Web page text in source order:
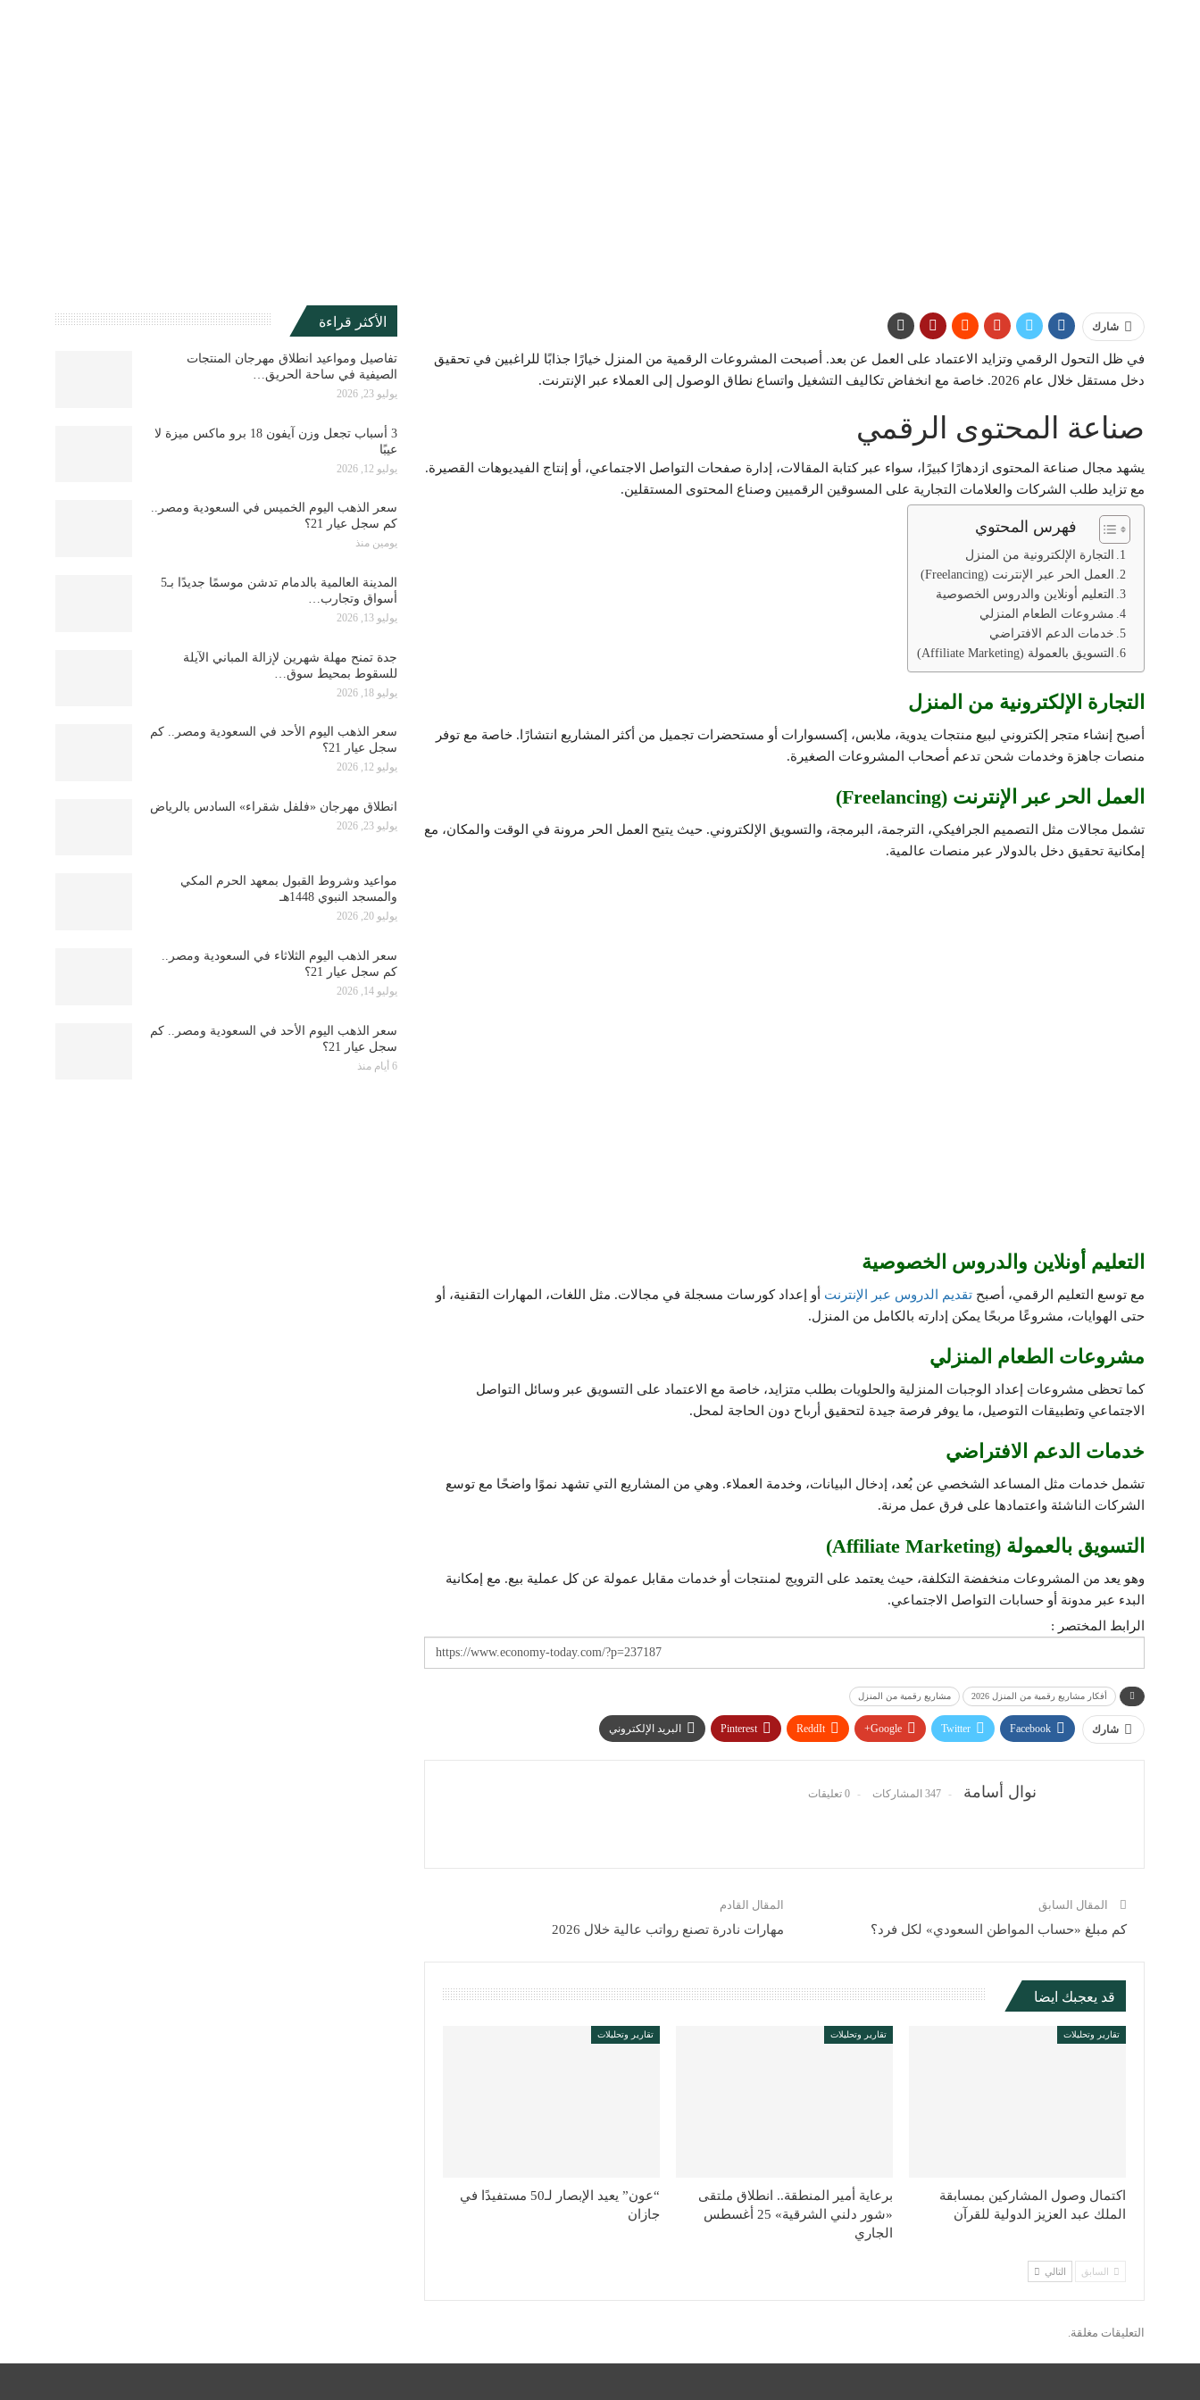
شارك
في ظل التحول الرقمي وتزايد الاعتماد على العمل عن بعد. أصبحت المشروعات الرقمية من المنزل خيارًا جذابًا للراغبين في تحقيق
دخل مستقل خلال عام 2026. خاصة مع انخفاض تكاليف التشغيل واتساع نطاق الوصول إلى العملاء عبر الإنترنت.
صناعة المحتوى الرقمي
يشهد مجال صناعة المحتوى ازدهارًا كبيرًا، سواء عبر كتابة المقالات، إدارة صفحات التواصل الاجتماعي، أو إنتاج الفيديوهات القصيرة.
مع تزايد طلب الشركات والعلامات التجارية على المسوقين الرقميين وصناع المحتوى المستقلين.
فهرس المحتوي
التجارة الإلكترونية من المنزل
العمل الحر عبر الإنترنت (Freelancing)
التعليم أونلاين والدروس الخصوصية
مشروعات الطعام المنزلي
خدمات الدعم الافتراضي
التسويق بالعمولة (Affiliate Marketing)
التجارة الإلكترونية من المنزل
أصبح إنشاء متجر إلكتروني لبيع منتجات يدوية، ملابس، إكسسوارات أو مستحضرات تجميل من أكثر المشاريع انتشارًا. خاصة مع توفر
منصات جاهزة وخدمات شحن تدعم أصحاب المشروعات الصغيرة.
العمل الحر عبر الإنترنت (Freelancing)
تشمل مجالات مثل التصميم الجرافيكي، الترجمة، البرمجة، والتسويق الإلكتروني. حيث يتيح العمل الحر مرونة في الوقت والمكان، مع
إمكانية تحقيق دخل بالدولار عبر منصات عالمية.
التعليم أونلاين والدروس الخصوصية
مع توسع التعليم الرقمي، أصبح تقديم الدروس عبر الإنترنت أو إعداد كورسات مسجلة في مجالات. مثل اللغات، المهارات التقنية، أو
حتى الهوايات، مشروعًا مربحًا يمكن إدارته بالكامل من المنزل.
مشروعات الطعام المنزلي
كما تحظى مشروعات إعداد الوجبات المنزلية والحلويات بطلب متزايد، خاصة مع الاعتماد على التسويق عبر وسائل التواصل
الاجتماعي وتطبيقات التوصيل، ما يوفر فرصة جيدة لتحقيق أرباح دون الحاجة لمحل.
خدمات الدعم الافتراضي
تشمل خدمات مثل المساعد الشخصي عن بُعد، إدخال البيانات، وخدمة العملاء. وهي من المشاريع التي تشهد نموًا واضحًا مع توسع
الشركات الناشئة واعتمادها على فرق عمل مرنة.
التسويق بالعمولة (Affiliate Marketing)
وهو يعد من المشروعات منخفضة التكلفة، حيث يعتمد على الترويج لمنتجات أو خدمات مقابل عمولة عن كل عملية بيع. مع إمكانية
البدء عبر مدونة أو حسابات التواصل الاجتماعي.
الرابط المختصر :
أفكار مشاريع رقمية من المنزل 2026 مشاريع رقمية من المنزل
شارك Facebook
Twitter
Google+
ReddIt
Pinterest البريد الإلكتروني
نوال أسامة 347 المشاركات 0 تعليقات
المقال السابق
كم مبلغ «حساب المواطن السعودي» لكل فرد؟
المقال القادم
مهارات نادرة تصنع رواتب عالية خلال 2026
قد يعجبك ايضا
تقارير وتحليلات
اكتمال وصول المشاركين بمسابقة
الملك عبد العزيز الدولية للقرآن
تقارير وتحليلات
برعاية أمير المنطقة.. انطلاق ملتقى
«شور دلني الشرقية» 25 أغسطس
الجاري
تقارير وتحليلات
“عون” يعيد الإبصار لـ50 مستفيدًا في
جازان
السابق التالي
التعليقات مغلقة.
الأكثر قراءة
تفاصيل ومواعيد انطلاق مهرجان المنتجات
الصيفية في ساحة الحريق…
يوليو 23, 2026
3 أسباب تجعل وزن آيفون 18 برو ماكس ميزة لا
عيبًا
يوليو 12, 2026
سعر الذهب اليوم الخميس في السعودية ومصر..
كم سجل عيار 21؟
يومين منذ
المدينة العالمية بالدمام تدشن موسمًا جديدًا بـ5
أسواق وتجارب…
يوليو 13, 2026
جدة تمنح مهلة شهرين لإزالة المباني الآيلة
للسقوط بمحيط سوق…
يوليو 18, 2026
سعر الذهب اليوم الأحد في السعودية ومصر.. كم
سجل عيار 21؟
يوليو 12, 2026
انطلاق مهرجان «فلفل شقراء» السادس بالرياض
يوليو 23, 2026
مواعيد وشروط القبول بمعهد الحرم المكي
والمسجد النبوي 1448هـ
يوليو 20, 2026
سعر الذهب اليوم الثلاثاء في السعودية ومصر..
كم سجل عيار 21؟
يوليو 14, 2026
سعر الذهب اليوم الأحد في السعودية ومصر.. كم
سجل عيار 21؟
6 أيام منذ